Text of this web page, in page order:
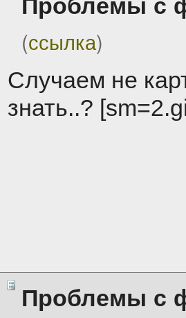
(ссылка)
Случаем не
знать..?
Проблемы с